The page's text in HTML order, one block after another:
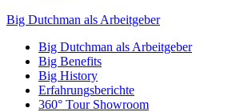
Big Dutchman als Arbeitgeber
Big Dutchman als Arbeitgeber
Big Benefits
Big History
Erfahrungsberichte
360° Tour Showroom